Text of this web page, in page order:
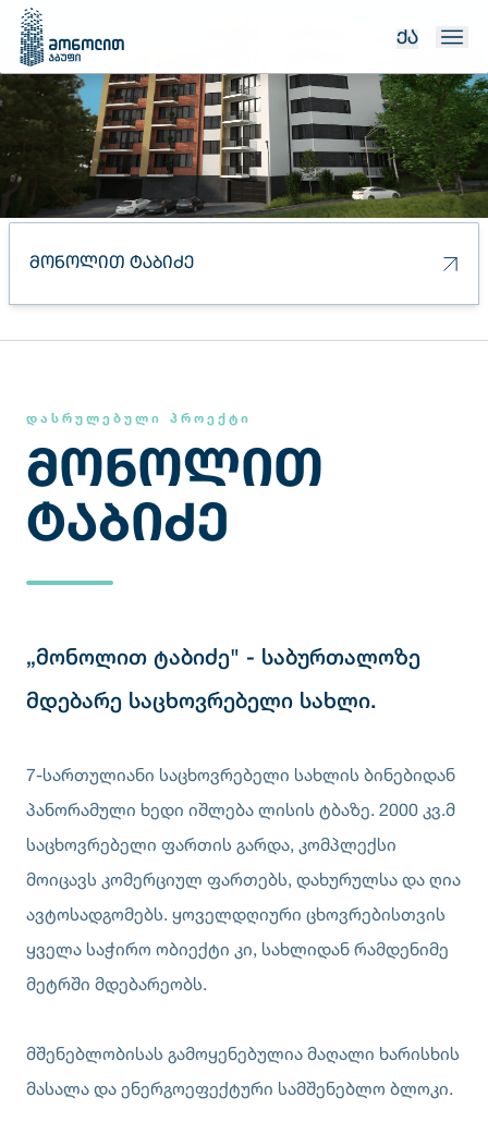
ᲥᲐ
ᲛᲝᲜᲝᲚᲘᲗ ᲢᲐᲑᲘᲫᲔ
ᲓᲐᲡᲠᲣᲚᲔᲑᲣᲚᲘ ᲞᲠᲝᲔᲥᲢᲘ
ᲛᲝᲜᲝᲚᲘᲗ
ᲢᲐᲑᲘᲫᲔ
„მონოლით ტაბიძე" - საბურთალოზე
მდებარე საცხოვრებელი სახლი.
7-სართულიანი საცხოვრებელი სახლის ბინებიდან
პანორამული ხედი იშლება ლისის ტბაზე. 2000 კვ.მ
საცხოვრებელი ფართის გარდა, კომპლექსი
მოიცავს კომერციულ ფართებს, დახურულსა და ღია
ავტოსადგომებს. ყოველდღიური ცხოვრებისთვის
ყველა საჭირო ობიექტი კი, სახლიდან რამდენიმე
მეტრში მდებარეობს.
მშენებლობისას გამოყენებულია მაღალი ხარისხის
მასალა და ენერგოეფექტური სამშენებლო ბლოკი.